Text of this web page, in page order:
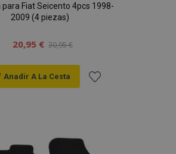
Fiat Seicento 4pcs 1998-
2009 (4 piezas)
20,95 € 30,95 €
Anadir A La Cesta
Lista